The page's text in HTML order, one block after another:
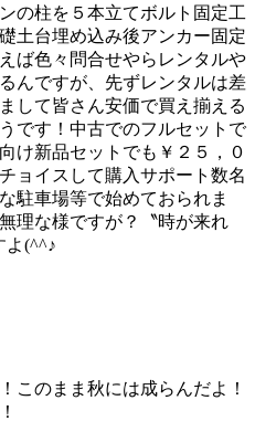
の柱を５本立てボルト固定工
土台埋め込み後アンカー固定
ば色々問合せやらレンタルや
んですが、先ずレンタルは差
して皆さん安価で買え揃える
です！中古でのフルセットで
け新品セットでも￥２５，０
ョイスして購入サポート数名
駐車場等で始めておられま
理な様ですが？〝時が来れ
(^^♪
このまま秋には成らんだよ！